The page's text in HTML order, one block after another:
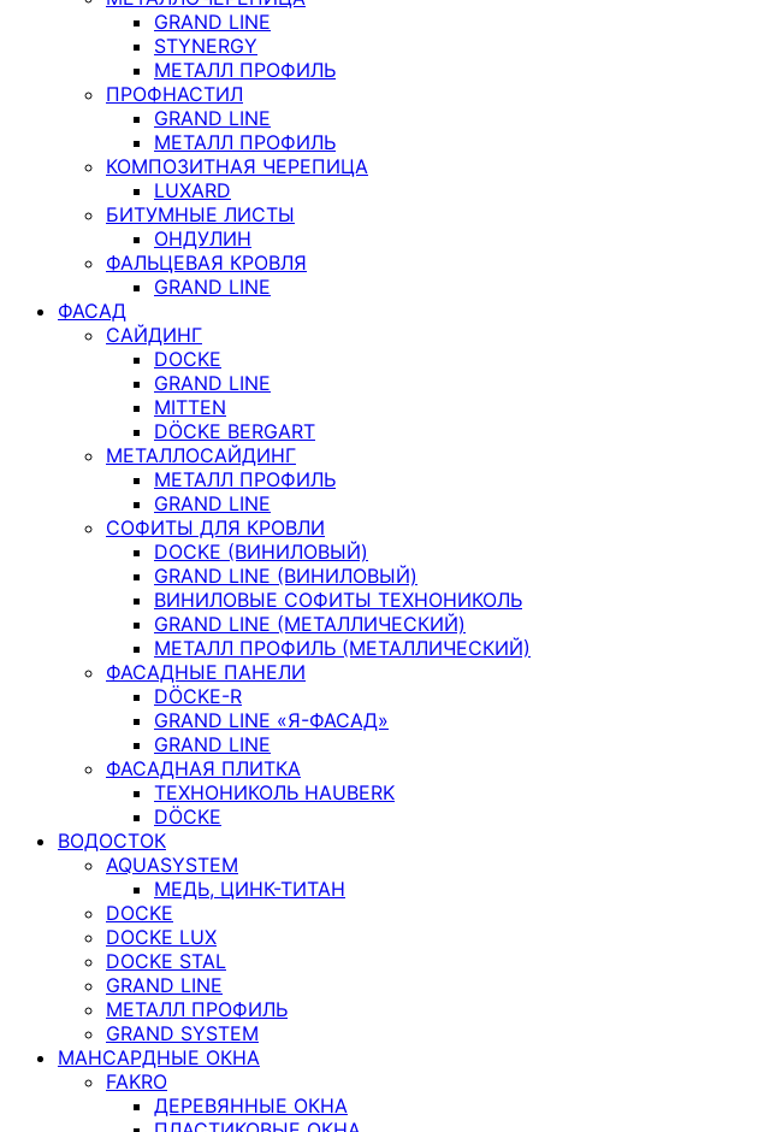
GRAND LINE
STYNERGY
МЕТАЛЛ ПРОФИЛЬ
ПРОФНАСТИЛ
GRAND LINE
МЕТАЛЛ ПРОФИЛЬ
КОМПОЗИТНАЯ ЧЕРЕПИЦА
LUXARD
БИТУМНЫЕ ЛИСТЫ
ОНДУЛИН
ФАЛЬЦЕВАЯ КРОВЛЯ
GRAND LINE
ФАСАД
САЙДИНГ
DOCKE
GRAND LINE
MITTEN
DÖCKE BERGART
МЕТАЛЛОСАЙДИНГ
МЕТАЛЛ ПРОФИЛЬ
GRAND LINE
СОФИТЫ ДЛЯ КРОВЛИ
DOCKE (ВИНИЛОВЫЙ)
GRAND LINE (ВИНИЛОВЫЙ)
ВИНИЛОВЫЕ СОФИТЫ ТЕХНОНИКОЛЬ
GRAND LINE (МЕТАЛЛИЧЕСКИЙ)
МЕТАЛЛ ПРОФИЛЬ (МЕТАЛЛИЧЕСКИЙ)
ФАСАДНЫЕ ПАНЕЛИ
DÖCKE-R
GRAND LINE «Я-ФАСАД»
GRAND LINE
ФАСАДНАЯ ПЛИТКА
ТЕХНОНИКОЛЬ HAUBERK
DÖCKE
ВОДОСТОК
AQUASYSTEM
МЕДЬ, ЦИНК-ТИТАН
DOCKE
DOCKE LUX
DOCKE STAL
GRAND LINE
МЕТАЛЛ ПРОФИЛЬ
GRAND SYSTEM
МАНСАРДНЫЕ ОКНА
FAKRO
ДЕРЕВЯННЫЕ ОКНА